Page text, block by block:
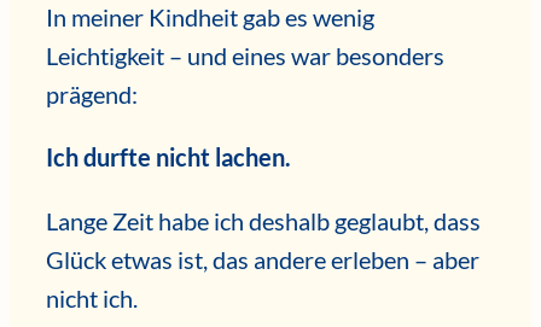
In meiner Kindheit gab es wenig
Leichtigkeit – und eines war besonders
prägend:
Ich durfte nicht lachen.
Lange Zeit habe ich deshalb geglaubt, dass
Glück etwas ist, das andere erleben – aber
nicht ich.